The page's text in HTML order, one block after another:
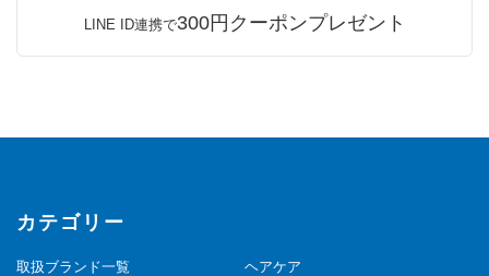
LINE ID連携で300円クーポンプレゼント
カテゴリー
取扱ブランド一覧 ヘアケア